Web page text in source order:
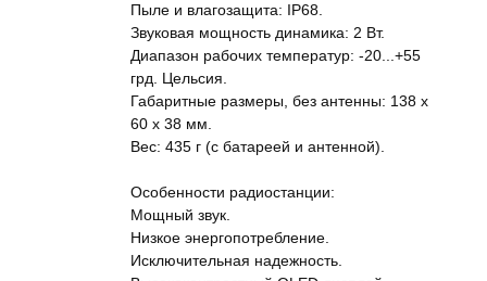
Пыле и влагозащита: IP68.
Звуковая мощность динамика: 2 Вт.
Диапазон рабочих температур: -20...+55
грд. Цельсия.
Габаритные размеры, без антенны: 138 x
60 x 38 мм.
Вес: 435 г (с батареей и антенной).
Особенности радиостанции:
Мощный звук.
Низкое энергопотребление.
Исключительная надежность.